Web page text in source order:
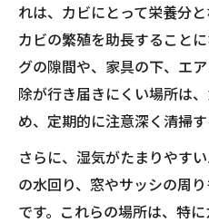
れは、カビにとって栄養分
カビの繁殖を助長すること
グの隙間や、家具の下、エ
除が行き届きにくい場所は
め、定期的に注意深く清掃す
さらに、湿気がたまりやす
の水回り、窓やサッシの周
です。これらの場所は、特